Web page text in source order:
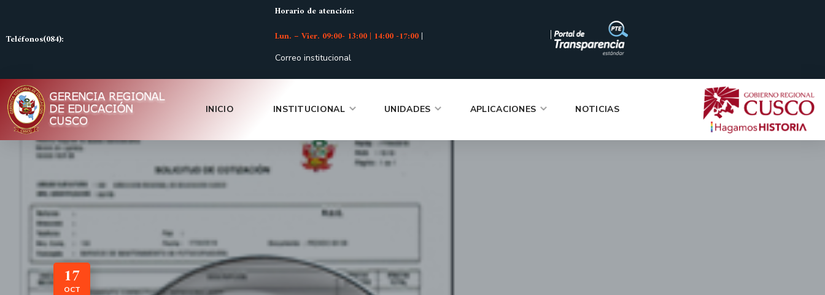
Teléfonos(084):
Horario de atención:
Lun. – Vier. 09:00- 13:00 | 14:00 -17:00|
Correo institucional
|
INICIO INSTITUCIONAL UNIDADES APLICACIONES NOTICIAS
17
OCT